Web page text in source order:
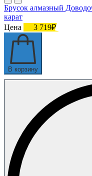
Брусок алмазный
карат
Цена
3 719₽
В корзину